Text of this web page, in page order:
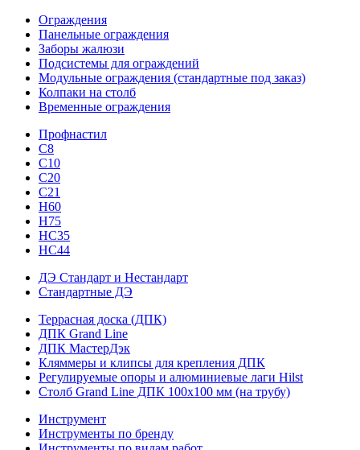
Ограждения
Панельные ограждения
Заборы жалюзи
Подсистемы для ограждений
Модульные ограждения (стандартные под заказ)
Колпаки на столб
Временные ограждения
Профнастил
С8
С10
С20
С21
H60
H75
HС35
НС44
ДЭ Стандарт и Нестандарт
Стандартные ДЭ
Террасная доска (ДПК)
ДПК Grand Line
ДПК МастерДэк
Кляммеры и клипсы для крепления ДПК
Регулируемые опоры и алюминиевые лаги Hilst
Столб Grand Line ДПК 100х100 мм (на трубу)
Инструмент
Инструменты по бренду